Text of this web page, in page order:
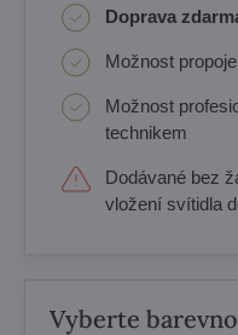
Doprava
Možnost
Možnost
technikem
Dodávané bez
vložení svítidla
Vyberte